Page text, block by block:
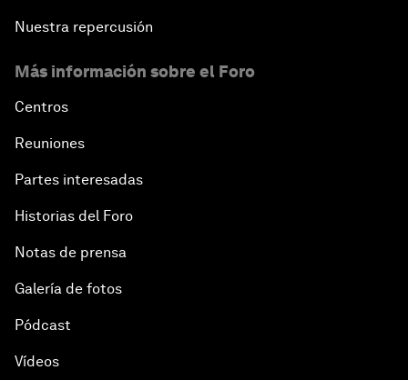
Nuestra repercusión
Más información sobre el Foro
Centros
Reuniones
Partes interesadas
Historias del Foro
Notas de prensa
Galería de fotos
Pódcast
Vídeos